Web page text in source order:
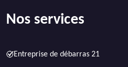
Nos services
Entreprise de débarras 21